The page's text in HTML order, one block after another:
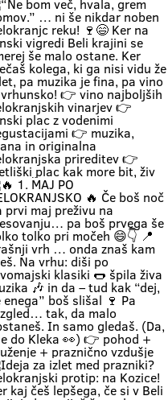
🚗 Zakaj bi vikend začel v koloni …
če ga lahk začneš s čofotom v
Kolpi? 🌊😎 Medtem ko eni na
avtocesti poslušajo “čez 300
metrov zastoj”, ti lahko že
namakaš noge v eni najlepših rek
pri nas. 💚 V Bela krajina mode: ✨
brez gužve ✨ brez živciranja ✨
brez pregrete pločevine ✨ pa z
veliko vode, sence in vikend kot
nekoč občutka Kolpa ima že
prijetnih 20+ °C, naravne plaže še
dihajo na izi, cesta do sem pa ni
stres test za živce. 😌 💡 Vikend
plan: kopalke ✔️ brisača ✔️ hladna
pijača ✔️ DARS drama ❌ 📍 Bela
krajina kliče. Pa ne po troblji. 😏
#BelaKrajina #Kolpa
#SloveniaOutdoor #FeelSlovenia
#Poletje Roadtrip Narava Kopanje
WeekendMood HiddenGem
SloveniaGreen
“Ne bom več, hvala, grem domov.”
… ni še nikdar noben Belokranjc
reku! 🍷😄 Ker na Vinski vigredi
Beli krajini se zmerej še malo
ostane. Ker srečaš kolega, ki ga
nisi vidu že 5 let, pa muzika je fina,
pa vino je vrhunsko! 👉 vino
najboljših belokranjskih vinarjev
👉 Vinski plac z vodenimi
degustacijami 👉 muzika, hrana in
originalna belokranjska prireditev
👉 metliški plac kak more bit, živ
in poln Če hočeš doživet Belo
krajino takšno, kot je zares —
prideš na Vigred. Za en večer.
Ostaneš pa še malo dlje. 😌🍇 Se
vidimo v Metliki! 🎥 Zavod za
turizem, kulturo, šport in mladino
Metlika #belakrajina #vinskavigred
#belakrajinasrčnihljudi #metlika
🔥 1. MAJ PO BELOKRANJSKO 🔥
Če boš noč na prvi maj preživu na
kresovanju… pa boš prvega še